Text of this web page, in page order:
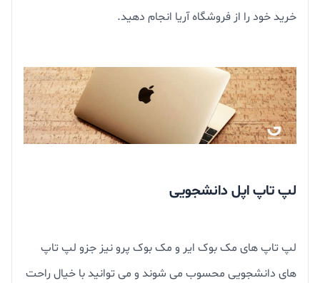
خرید خود را از فروشگاه آریا انجام دهید.
لپ تاپ اپل دانشجویی
لپ تاپ های مک بوک ایر و مک بوک پرو نیز جزو لپ تاپ
های دانشجویی محسوب می شوند و می توانید با خیال راحت